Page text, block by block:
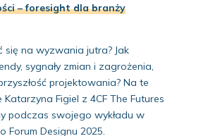
– foresight dla branży
się na wyzwania jutra? Jak
sygnały zmian i zagrożenia,
projektowania? Na te
Figiel z 4CF The Futures
podczas swojego wykładu w
Forum Designu 2025.